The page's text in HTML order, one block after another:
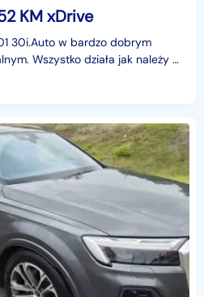
KM xDrive
30i.Auto w bardzo dobrym
Wszystko działa jak należy –
sprawnyWnętrze czy